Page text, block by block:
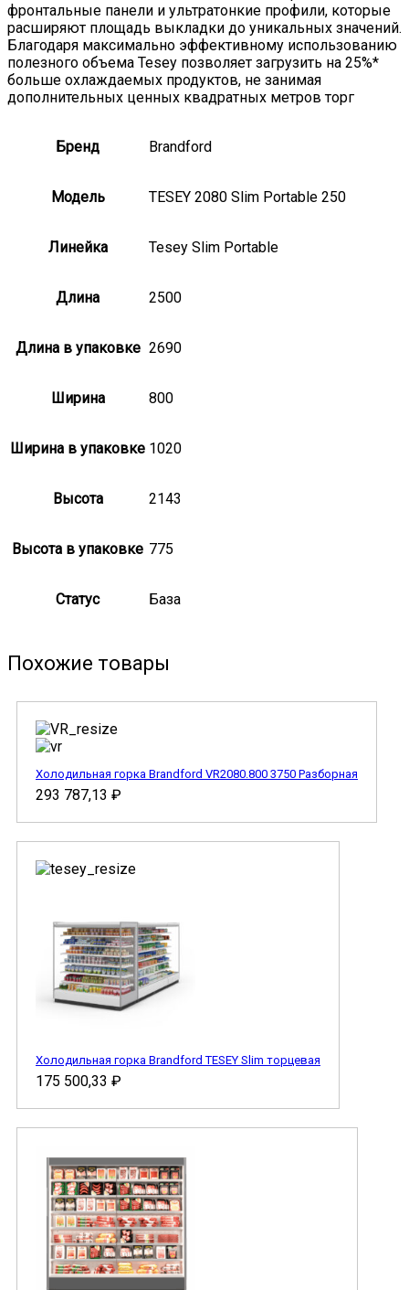
фронтальные панели и ультратонкие профили, которые
расширяют площадь выкладки до уникальных значений.
Благодаря максимально эффективному использованию
полезного объема Tesey позволяет загрузить на 25%*
больше охлаждаемых продуктов, не занимая
дополнительных ценных квадратных метров торг
Бренд Brandford
Модель TESEY 2080 Slim Portable 250
Линейка Tesey Slim Portable
Длина 2500
Длина в упаковке 2690
Ширина 800
Ширина в упаковке 1020
Высота 2143
Высота в упаковке 775
Статус База
Похожие товары
Холодильная горка Brandford VR2080.800 3750 Разборная
293 787,13 ₽
Холодильная горка Brandford TESEY Slim торцевая
175 500,33 ₽